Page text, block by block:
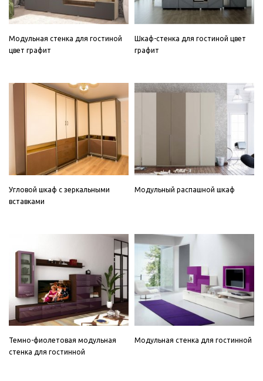
Модульная стенка для гостиной
цвет графит
Шкаф-стенка для гостиной цвет
графит
Угловой шкаф с зеркальными
вставками
Модульный распашной шкаф
Темно-фиолетовая модульная
стенка для гостинной
Модульная стенка для гостинной